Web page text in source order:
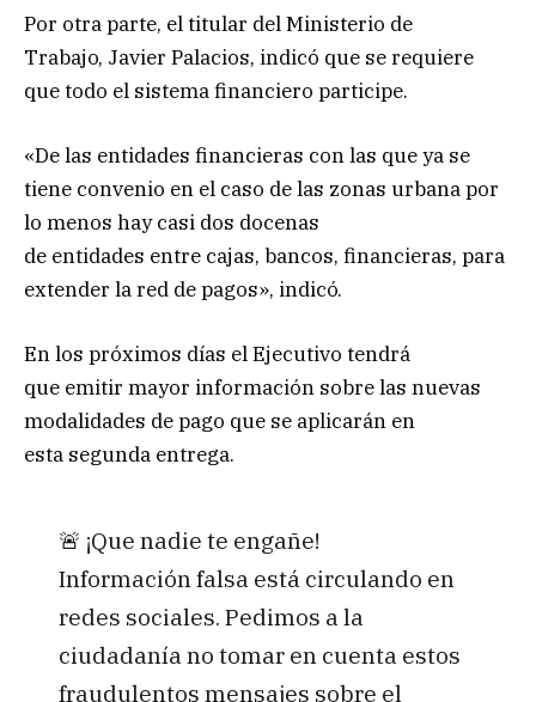
Por otra parte, el titular del Ministerio de
Trabajo, Javier Palacios, indicó que se requiere
que todo el sistema financiero participe.
«De las entidades financieras con las que ya se
tiene convenio en el caso de las zonas urbana por
lo menos hay casi dos docenas
de entidades entre cajas, bancos, financieras, para
extender la red de pagos», indicó.
En los próximos días el Ejecutivo tendrá
que emitir mayor información sobre las nuevas
modalidades de pago que se aplicarán en
esta segunda entrega.
🚨 ¡Que nadie te engañe!
Información falsa está circulando en
redes sociales. Pedimos a la
ciudadanía no tomar en cuenta estos
fraudulentos mensajes sobre el